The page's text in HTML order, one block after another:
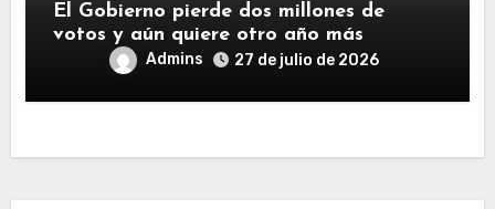
El Gobierno pierde dos millones de
votos y aún quiere otro año más
Admins 27 de julio de 2026